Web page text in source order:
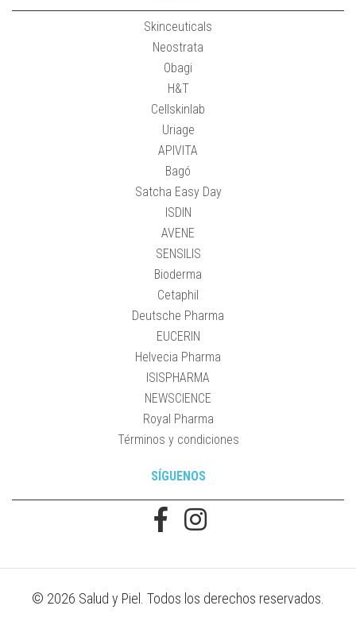
Skinceuticals
Neostrata
Obagi
H&T
Cellskinlab
Uriage
APIVITA
Bagó
Satcha Easy Day
ISDIN
AVENE
SENSILIS
Bioderma
Cetaphil
Deutsche Pharma
EUCERIN
Helvecia Pharma
ISISPHARMA
NEWSCIENCE
Royal Pharma
Términos y condiciones
SÍGUENOS
© 2026 Salud y Piel. Todos los derechos reservados.